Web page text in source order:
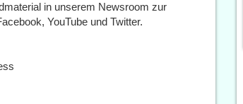
in unserem Newsroom zur
YouTube und Twitter.